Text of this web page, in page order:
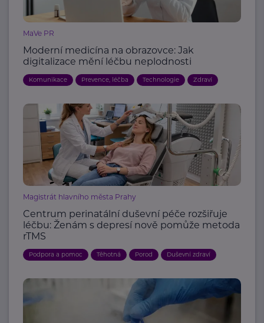
MaVe PR
Moderní medicína na obrazovce: Jak
digitalizace mění léčbu neplodnosti
Komunikace Prevence, léčba Technologie Zdraví
Magistrát hlavního města Prahy
Centrum perinatální duševní péče rozšiřuje
léčbu: Ženám s depresí nově pomůže metoda
rTMS
Podpora a pomoc Těhotná Porod Duševní zdraví